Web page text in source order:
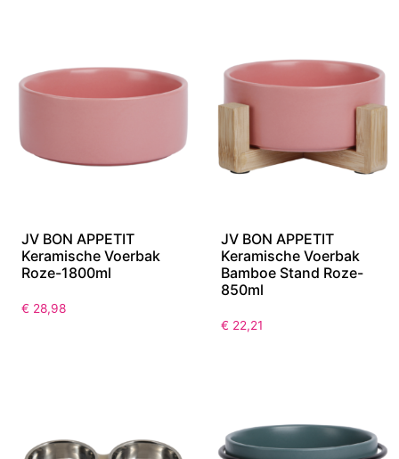
JV BON APPETIT
Keramische Voerbak
Roze-1800ml
€ 28,98
JV BON APPETIT
Keramische Voerbak
Bamboe Stand Roze-
850ml
€ 22,21